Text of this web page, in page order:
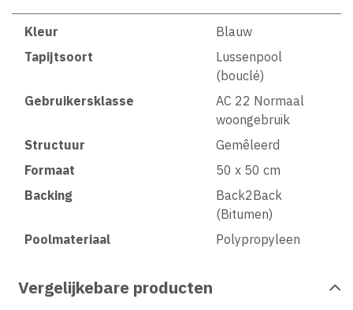
Kleur
Blauw
Tapijtsoort
Lussenpool
(bouclé)
Gebruikersklasse
AC 22 Normaal
woongebruik
Structuur
Gemêleerd
Formaat
50 x 50 cm
Backing
Back2Back
(Bitumen)
Poolmateriaal
Polypropyleen
Vergelijkebare producten